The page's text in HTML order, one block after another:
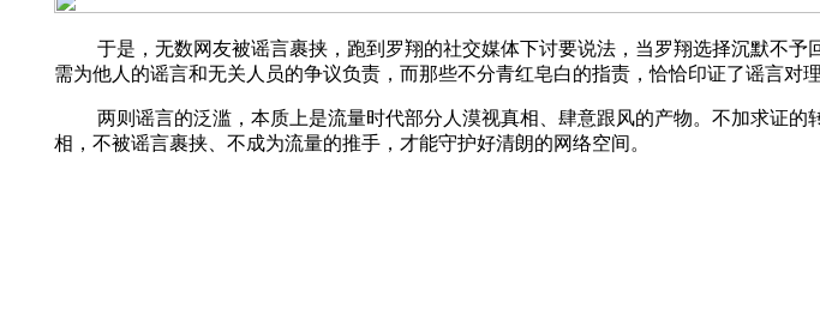
于是，无数网友被谣言裹挟，跑到罗翔的社交媒体下讨要说法，当罗翔选择沉默不予
需为他人的谣言和无关人员的争议负责，而那些不分青红皂白的指责，恰恰印证了谣言对理
两则谣言的泛滥，本质上是流量时代部分人漠视真相、肆意跟风的产物。不加求证的
相，不被谣言裹挟、不成为流量的推手，才能守护好清朗的网络空间。